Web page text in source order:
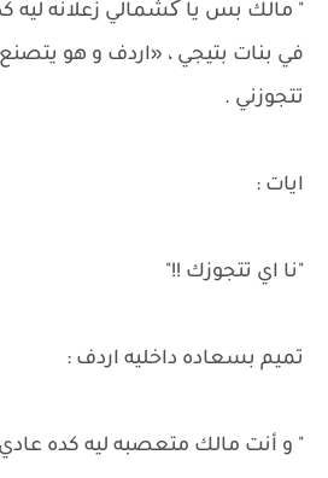
" مالك بس يا کشمالي زعلانه ليه
في بنات بتيجي ، «اردف و هو
تتجوزني .
ايات :
"نا اي تتجوزك !!"
تميم بسعاده داخليه اردف :
" و أنت مالك متعصبه ليه كده